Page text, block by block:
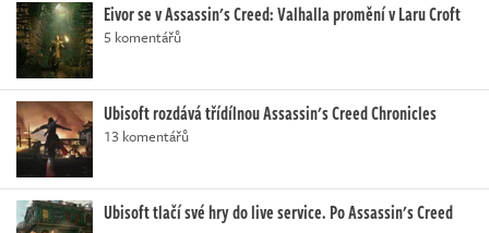
Eivor se v Assassin's Creed: Valhalla promění v Laru Croft
5 komentářů
Ubisoft rozdává třídílnou Assassin's Creed Chronicles
13 komentářů
Ubisoft tlačí své hry do live service. Po Assassin's Creed